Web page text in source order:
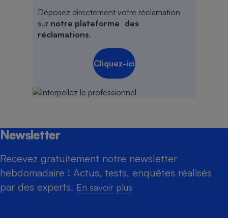
Déposez directement votre réclamation
sur notre plateforme des
réclamations.
Cliquez-ici
Newsletter
Recevez gratuitement notre newsletter
hebdomadaire ! Actus, tests, enquêtes réalisés
par des experts. En savoir plus